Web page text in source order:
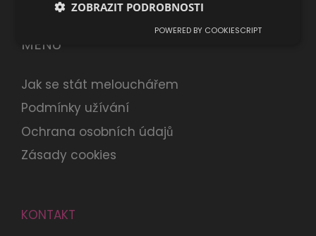
MENU
Jak se stát melouchářem
Podmínky užívání
Ochrana osobních údajů
Zásady cookies
KONTAKT
ZOBRAZIT PODROBNOSTI
POWERED BY COOKIESCRIPT